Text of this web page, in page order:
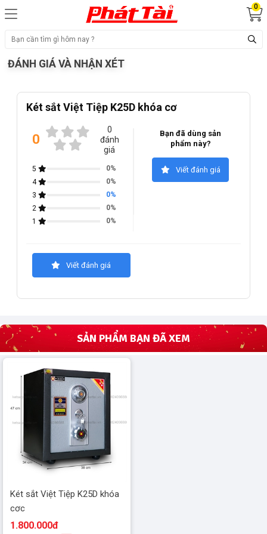
0
ĐÁNH GIÁ VÀ NHẬN XÉT
Két sắt Việt Tiệp K25D khóa cơ
0
0
đánh
giá
5
0%
4
0%
3
0%
2
0%
1
0%
Bạn đã dùng sản
phẩm này?
Viết đánh giá
Viết đánh giá
SẢN PHẨM BẠN ĐÃ XEM
Két sắt Việt Tiệp K25D khóa
cơc
1.800.000đ